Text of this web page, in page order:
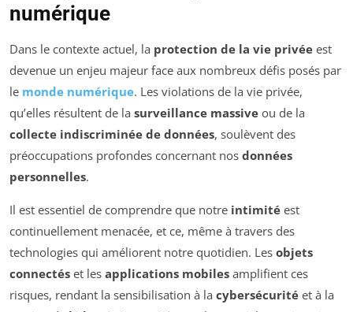
numérique
Dans le contexte actuel, la protection de la vie privée est
devenue un enjeu majeur face aux nombreux défis posés par
le monde numérique. Les violations de la vie privée,
qu’elles résultent de la surveillance massive ou de la
collecte indiscriminée de données, soulèvent des
préoccupations profondes concernant nos données
personnelles.
Il est essentiel de comprendre que notre intimité est
continuellement menacée, et ce, même à travers des
technologies qui améliorent notre quotidien. Les objets
connectés et les applications mobiles amplifient ces
risques, rendant la sensibilisation à la cybersécurité et à la